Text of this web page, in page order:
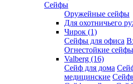
Сейфы
Оружейные сейфы
Для охотничьего
Чирок (1)
Сейфы для офиса
Огнестойкие сейфы
Valberg (16)
Cейф для дома
медицинские